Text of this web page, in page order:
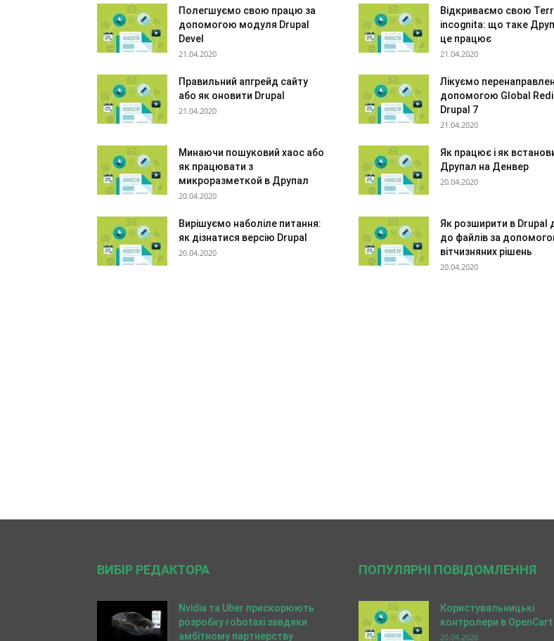
Полегшуємо свою працю за
допомогою модуля Drupal
Devel
21.04.2020
Відкриваємо свою
incognita: що таке
це працює
21.04.2020
Правильний апгрейд сайту
або як оновити Drupal
21.04.2020
Лікуємо
допомогою Global
Drupal 7
21.04.2020
Минаючи пошуковий хаос або
як працювати з
микроразметкой в Друпал
20.04.2020
Як працює і як
Друпал на Денвер
20.04.2020
Вирішуємо наболіле питання:
як дізнатися версію Drupal
20.04.2020
Як розширити в Drupal
до файлів за
вітчизняних рішень
20.04.2020
ВИБІР РЕДАКТОРА
Nvidia та Uber прискорюють
розробку robotaxi завдяки
амбітному партнерству
ПОПУЛЯРНІ ПОВІДОМЛЕННЯ
Користувальницькі
контролери в OpenCart
20.04.2020